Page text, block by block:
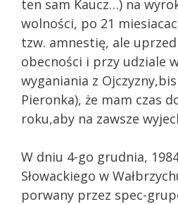
ten sam Kaucz…) na
wolności, po 21
tzw. amnestię, ale
obecności i przy udziale
wyganiania z
Pieronka), że mam czas
roku,aby na zawsze
W dniu 4-go grudnia,
Słowackiego w
porwany przez spec-